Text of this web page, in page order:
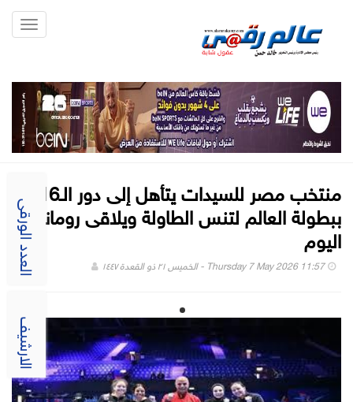
العدد الورقى
الارشيف
منتخب مصر للسيدات يتأهل إلى دور الـ16
ببطولة العالم لتنس الطاولة ويلاقى رومانيا
اليوم
Thursday 7 May 2026 11:57 - الخميس ٢١ ذو القعدة ١٤٤٧